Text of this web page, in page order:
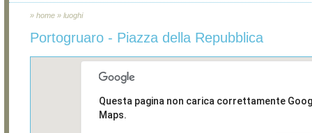
» home » luoghi
Portogruaro - Piazza della Repubblica
Questa pagina non carica correttamente
Maps.